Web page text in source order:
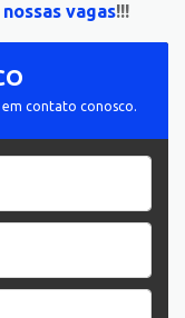
vagas!!!
contato conosco.